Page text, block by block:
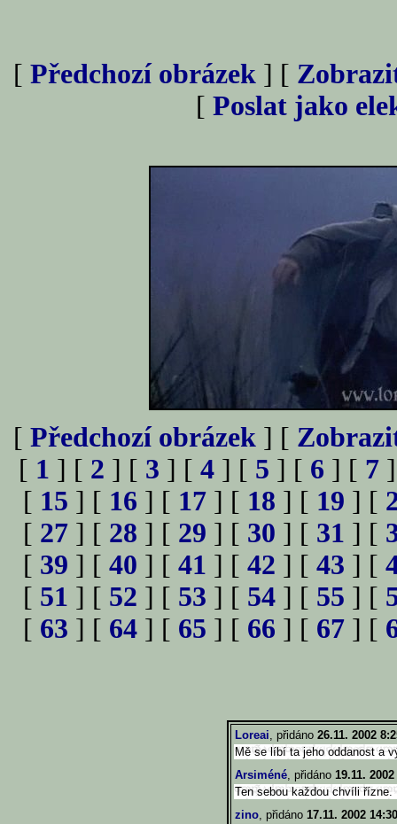
[ Předchozí obrázek ] [
[ Poslat jako
[ Předchozí obrázek ] [
[ 1 ] [ 2 ] [ 3 ] [ 4 ] [ 5 ] [ 6 ] [ 7
[ 15 ] [ 16 ] [ 17 ] [ 18 ] [ 19 ] [
[ 27 ] [ 28 ] [ 29 ] [ 30 ] [ 31 ] [
[ 39 ] [ 40 ] [ 41 ] [ 42 ] [ 43 ] [
[ 51 ] [ 52 ] [ 53 ] [ 54 ] [ 55 ] [
[ 63 ] [ 64 ] [ 65 ] [ 66 ] [ 67 ] [
Loreai, přidáno 26.11. 2002
Mě se líbí ta jeho oddanost a
Arsiméné, přidáno 19.11.
Ten sebou každou chvíli řízne.
zino, přidáno 17.11. 2002